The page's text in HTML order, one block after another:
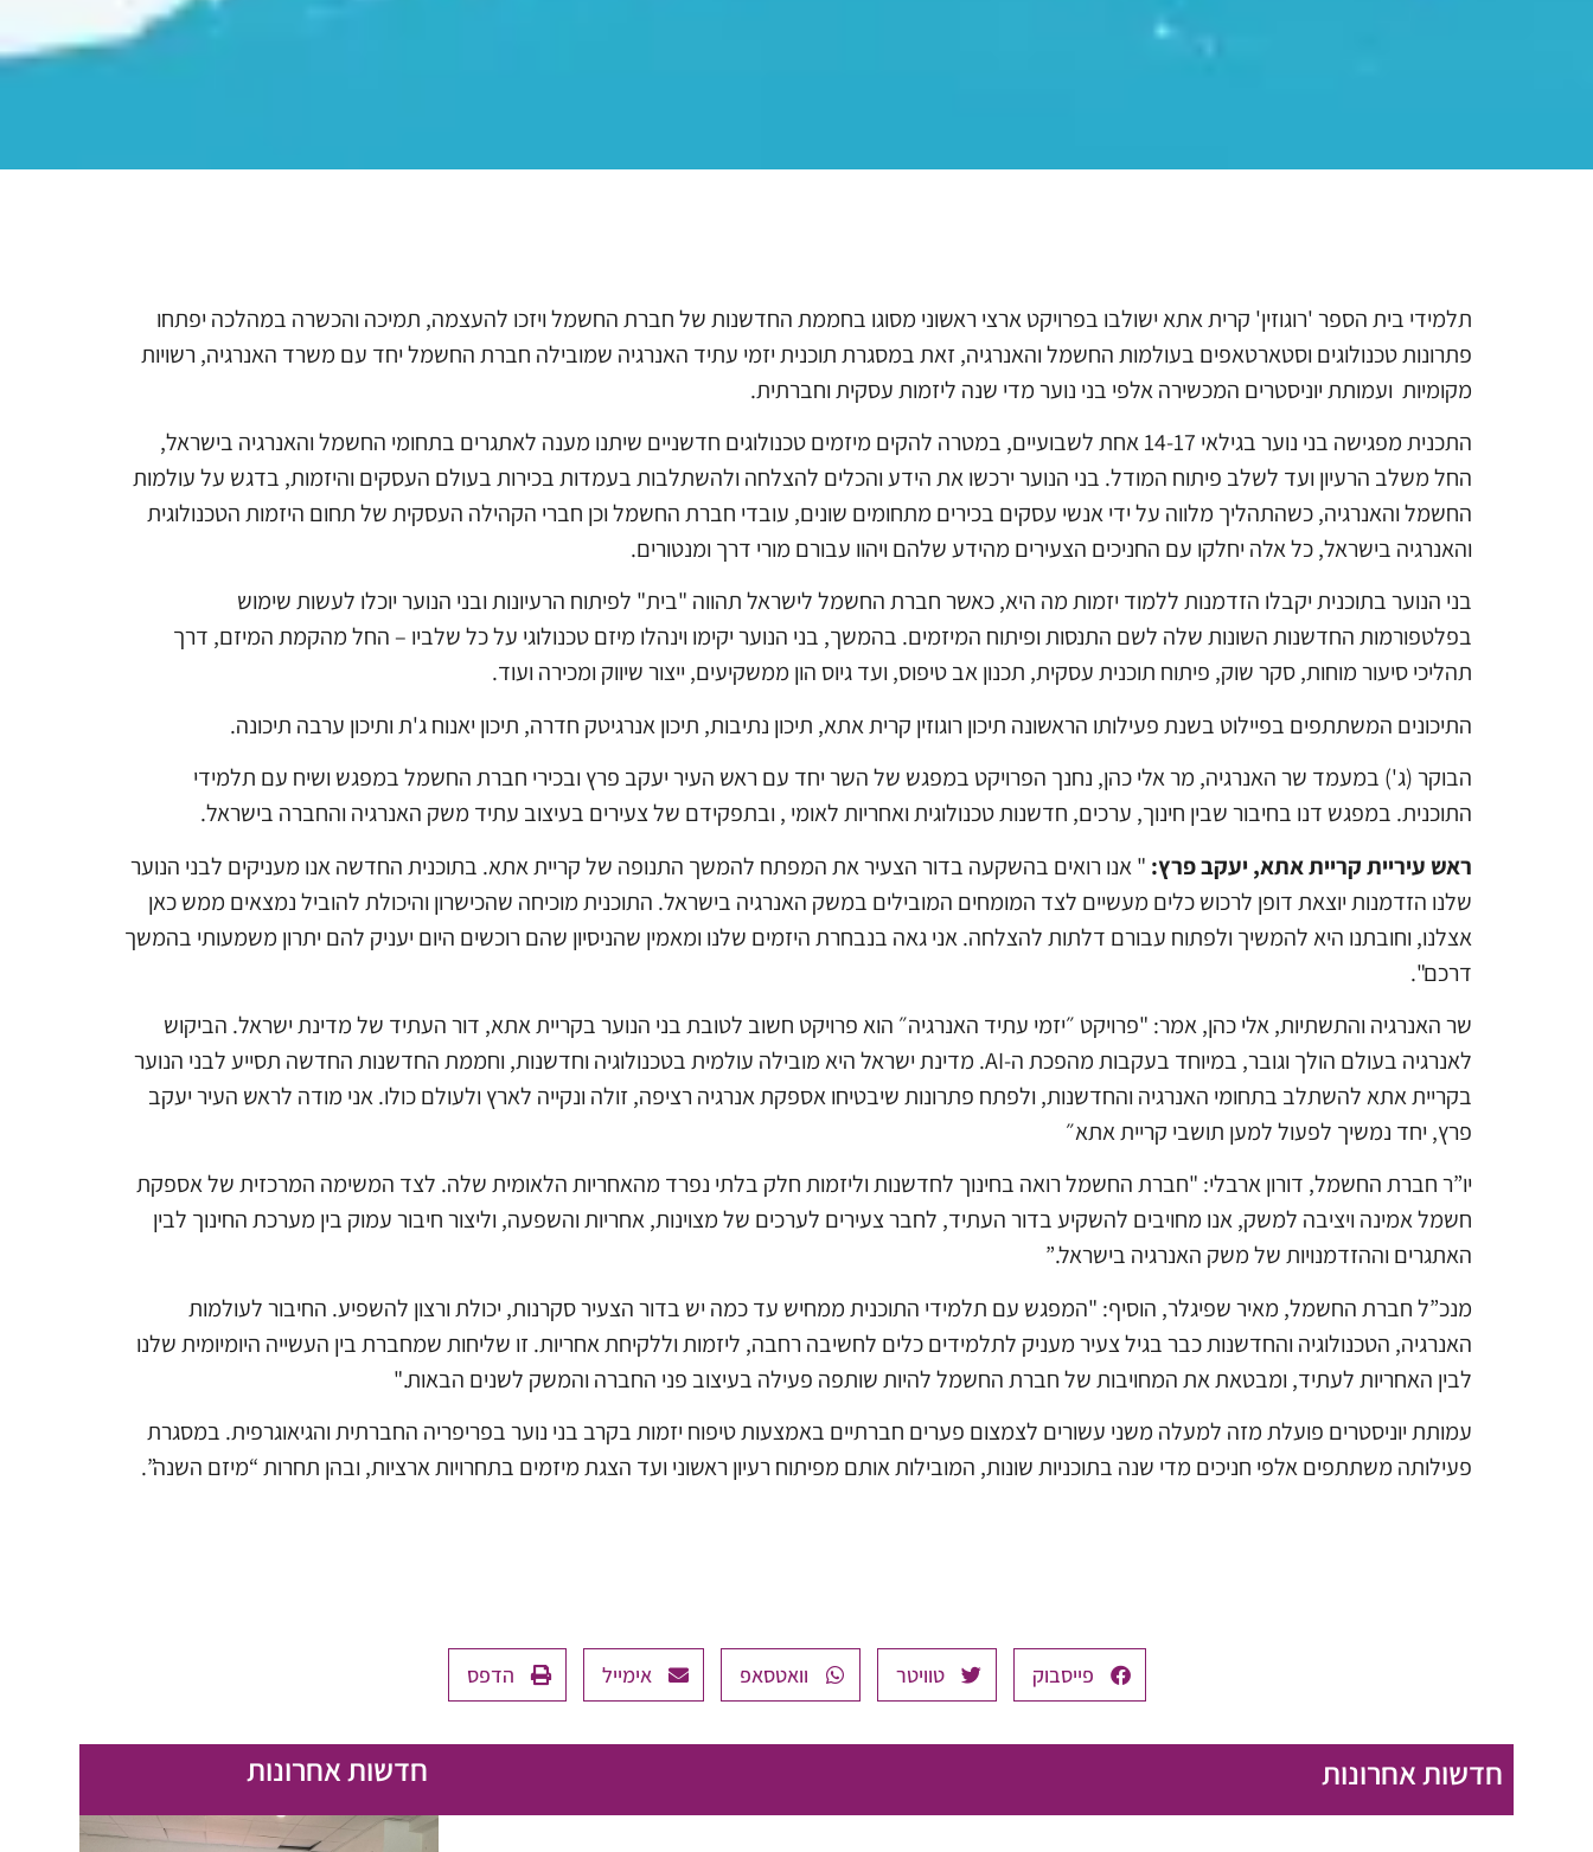
תלמידי בית הספר 'רוגוזין' קרית אתא ישולבו בפרויקט ארצי ראשוני מסוגו בחממת החדשנות של חברת החשמל ויזכו להעצמה, תמיכה והכשרה במהלכה יפתחו
פתרונות טכנולוגים וסטארטאפים בעולמות החשמל והאנרגיה, זאת במסגרת תוכנית יזמי עתיד האנרגיה שמובילה חברת החשמל יחד עם משרד האנרגיה, רשויות
מקומיות ועמותת יוניסטרים המכשירה אלפי בני נוער מדי שנה ליזמות עסקית וחברתית.
התכנית מפגישה בני נוער בגילאי 14-17 אחת לשבועיים, במטרה להקים מיזמים טכנולוגים חדשניים שיתנו מענה לאתגרים בתחומי החשמל והאנרגיה בישראל,
החל משלב הרעיון ועד לשלב פיתוח המודל. בני הנוער ירכשו את הידע והכלים להצלחה ולהשתלבות בעמדות בכירות בעולם העסקים והיזמות, בדגש על עולמות
החשמל והאנרגיה, כשהתהליך מלווה על ידי אנשי עסקים בכירים מתחומים שונים, עובדי חברת החשמל וכן חברי הקהילה העסקית של תחום היזמות הטכנולוגית
והאנרגיה בישראל, כל אלה יחלקו עם החניכים הצעירים מהידע שלהם ויהוו עבורם מורי דרך ומנטורים.
בני הנוער בתוכנית יקבלו הזדמנות ללמוד יזמות מה היא, כאשר חברת החשמל לישראל תהווה "בית" לפיתוח הרעיונות ובני הנוער יוכלו לעשות שימוש
בפלטפורמות החדשנות השונות שלה לשם התנסות ופיתוח המיזמים. בהמשך, בני הנוער יקימו וינהלו מיזם טכנולוגי על כל שלביו – החל מהקמת המיזם, דרך
תהליכי סיעור מוחות, סקר שוק, פיתוח תוכנית עסקית, תכנון אב טיפוס, ועד גיוס הון ממשקיעים, ייצור שיווק ומכירה ועוד.
התיכונים המשתתפים בפיילוט בשנת פעילותו הראשונה תיכון רוגוזין קרית אתא, תיכון נתיבות, תיכון אנרגיטק חדרה, תיכון יאנוח ג'ת ותיכון ערבה תיכונה.
הבוקר (ג') במעמד שר האנרגיה, מר אלי כהן, נחנך הפרויקט במפגש של השר יחד עם ראש העיר יעקב פרץ ובכירי חברת החשמל במפגש ושיח עם תלמידי
התוכנית. במפגש דנו בחיבור שבין חינוך, ערכים, חדשנות טכנולוגית ואחריות לאומי , ובתפקידם של צעירים בעיצוב עתיד משק האנרגיה והחברה בישראל.
ראש עיריית קריית אתא, יעקב פרץ: " אנו רואים בהשקעה בדור הצעיר את המפתח להמשך התנופה של קריית אתא. בתוכנית החדשה אנו מעניקים לבני הנוער
שלנו הזדמנות יוצאת דופן לרכוש כלים מעשיים לצד המומחים המובילים במשק האנרגיה בישראל. התוכנית מוכיחה שהכישרון והיכולת להוביל נמצאים ממש כאן
אצלנו, וחובתנו היא להמשיך ולפתוח עבורם דלתות להצלחה. אני גאה בנבחרת היזמים שלנו ומאמין שהניסיון שהם רוכשים היום יעניק להם יתרון משמעותי בהמשך
דרכם".
שר האנרגיה והתשתיות, אלי כהן, אמר: "פרויקט ״יזמי עתיד האנרגיה״ הוא פרויקט חשוב לטובת בני הנוער בקריית אתא, דור העתיד של מדינת ישראל. הביקוש
לאנרגיה בעולם הולך וגובר, במיוחד בעקבות מהפכת ה-AI. מדינת ישראל היא מובילה עולמית בטכנולוגיה וחדשנות, וחממת החדשנות החדשה תסייע לבני הנוער
בקריית אתא להשתלב בתחומי האנרגיה והחדשנות, ולפתח פתרונות שיבטיחו אספקת אנרגיה רציפה, זולה ונקייה לארץ ולעולם כולו. אני מודה לראש העיר יעקב
פרץ, יחד נמשיך לפעול למען תושבי קריית אתא״
יו”ר חברת החשמל, דורון ארבלי: "חברת החשמל רואה בחינוך לחדשנות וליזמות חלק בלתי נפרד מהאחריות הלאומית שלה. לצד המשימה המרכזית של אספקת
חשמל אמינה ויציבה למשק, אנו מחויבים להשקיע בדור העתיד, לחבר צעירים לערכים של מצוינות, אחריות והשפעה, וליצור חיבור עמוק בין מערכת החינוך לבין
האתגרים וההזדמנויות של משק האנרגיה בישראל.”
מנכ”ל חברת החשמל, מאיר שפיגלר, הוסיף: "המפגש עם תלמידי התוכנית ממחיש עד כמה יש בדור הצעיר סקרנות, יכולת ורצון להשפיע. החיבור לעולמות
האנרגיה, הטכנולוגיה והחדשנות כבר בגיל צעיר מעניק לתלמידים כלים לחשיבה רחבה, ליזמות וללקיחת אחריות. זו שליחות שמחברת בין העשייה היומיומית שלנו
לבין האחריות לעתיד, ומבטאת את המחויבות של חברת החשמל להיות שותפה פעילה בעיצוב פני החברה והמשק לשנים הבאות."
עמותת יוניסטרים פועלת מזה למעלה משני עשורים לצמצום פערים חברתיים באמצעות טיפוח יזמות בקרב בני נוער בפריפריה החברתית והגיאוגרפית. במסגרת
פעילותה משתתפים אלפי חניכים מדי שנה בתוכניות שונות, המובילות אותם מפיתוח רעיון ראשוני ועד הצגת מיזמים בתחרויות ארציות, ובהן תחרות “מיזם השנה”.
פייסבוק טוויטר וואטסאפ אימייל הדפס
חדשות אחרונות חדשות אחרונות